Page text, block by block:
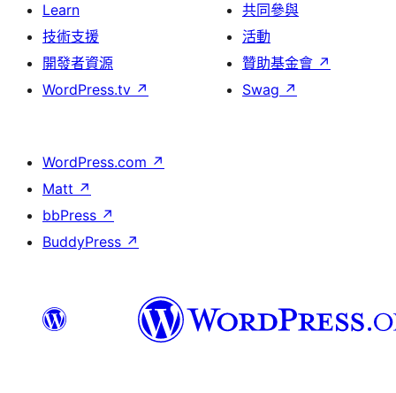
Learn
技術支援
開發者資源
WordPress.tv ↗
共同參與
活動
贊助基金會 ↗
Swag ↗
WordPress.com ↗
Matt ↗
bbPress ↗
BuddyPress ↗